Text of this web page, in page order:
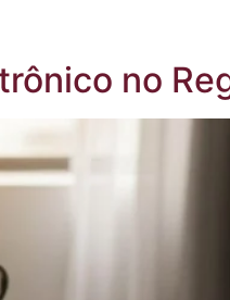
no